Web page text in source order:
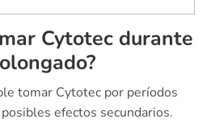
Cytotec durante
tomar Cytotec por períodos
efectos secundarios.